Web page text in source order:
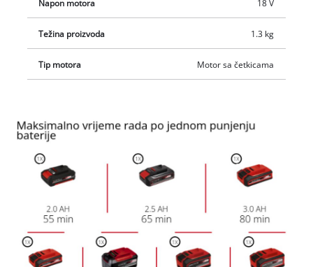
Napon motora 18 V
Težina proizvoda 1.3 kg
Tip motora Motor sa četkicama